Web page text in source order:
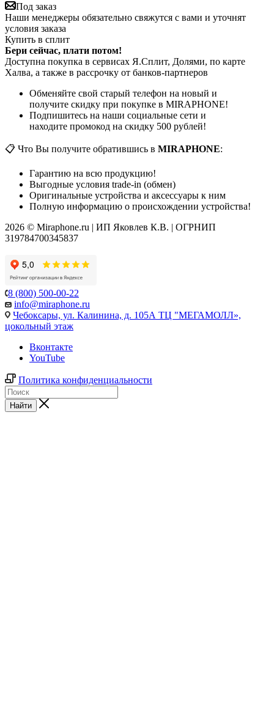
Под заказ
Наши менеджеры обязательно свяжутся с вами и уточнят
условия заказа
Купить в сплит
Бери сейчас, плати потом!
Доступна покупка в сервисах Я.Сплит, Долями, по карте
Халва, а также в рассрочку от банков-партнеров
Обменяйте свой старый телефон на новый и
получите скидку при покупке в MIRAPHONE!
Подпишитесь на наши социальные сети и
находите промокод на скидку 500 рублей!
📋 Что Вы получите обратившись в MIRAPHONE:
Гарантию на всю продукцию!
Выгодные условия trade-in (обмен)
Оригинальные устройства и аксессуары к ним
Полную информацию о происхождении устройства!
2026 © Miraphone.ru | ИП Яковлев К.В. | ОГРНИП
319784700345837
8 (800) 500-00-22
info@miraphone.ru
Чебоксары, ул. Калинина, д. 105А ТЦ "МЕГАМОЛЛ»,
цокольный этаж
Вконтакте
YouTube
Политика конфиденциальности
Найти